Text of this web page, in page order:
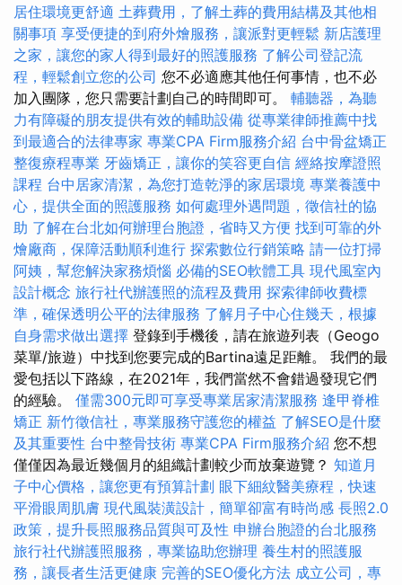
居住環境更舒適 土葬費用，了解土葬的費用結構及其他相
關事項 享受便捷的到府外燴服務，讓派對更輕鬆 新店護理
之家，讓您的家人得到最好的照護服務 了解公司登記流
程，輕鬆創立您的公司 您不必適應其他任何事情，也不必
加入團隊，您只需要計劃自己的時間即可。 輔聽器，為聽
力有障礙的朋友提供有效的輔助設備 從專業律師推薦中找
到最適合的法律專家 專業CPA Firm服務介紹 台中骨盆矯正
整復療程專業 牙齒矯正，讓你的笑容更自信 經絡按摩證照
課程 台中居家清潔，為您打造乾淨的家居環境 專業養護中
心，提供全面的照護服務 如何處理外遇問題，徵信社的協
助 了解在台北如何辦理台胞證，省時又方便 找到可靠的外
燴廠商，保障活動順利進行 探索數位行銷策略 請一位打掃
阿姨，幫您解決家務煩惱 必備的SEO軟體工具 現代風室內
設計概念 旅行社代辦護照的流程及費用 探索律師收費標
準，確保透明公平的法律服務 了解月子中心住幾天，根據
自身需求做出選擇 登錄到手機後，請在旅遊列表（Geogo
菜單/旅遊）中找到您要完成的Bartina遠足距離。 我們的最
愛包括以下路線，在2021年，我們當然不會錯過發現它們
的經驗。 僅需300元即可享受專業居家清潔服務 逢甲脊椎
矯正 新竹徵信社，專業服務守護您的權益 了解SEO是什麼
及其重要性 台中整骨技術 專業CPA Firm服務介紹 您不想
僅僅因為最近幾個月的組織計劃較少而放棄遊覽？ 知道月
子中心價格，讓您更有預算計劃 眼下細紋醫美療程，快速
平滑眼周肌膚 現代風裝潢設計，簡單卻富有時尚感 長照2.0
政策，提升長照服務品質與可及性 申辦台胞證的台北服務
旅行社代辦護照服務，專業協助您辦理 養生村的照護服
務，讓長者生活更健康 完善的SEO優化方法 成立公司，專